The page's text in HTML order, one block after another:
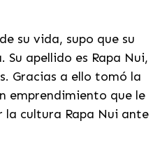
su vida, supo que su
apellido es Rapa Nui,
Gracias a ello tomó la
emprendimiento que le
la cultura Rapa Nui ante